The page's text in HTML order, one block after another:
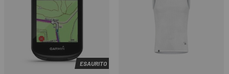
ESAURITO